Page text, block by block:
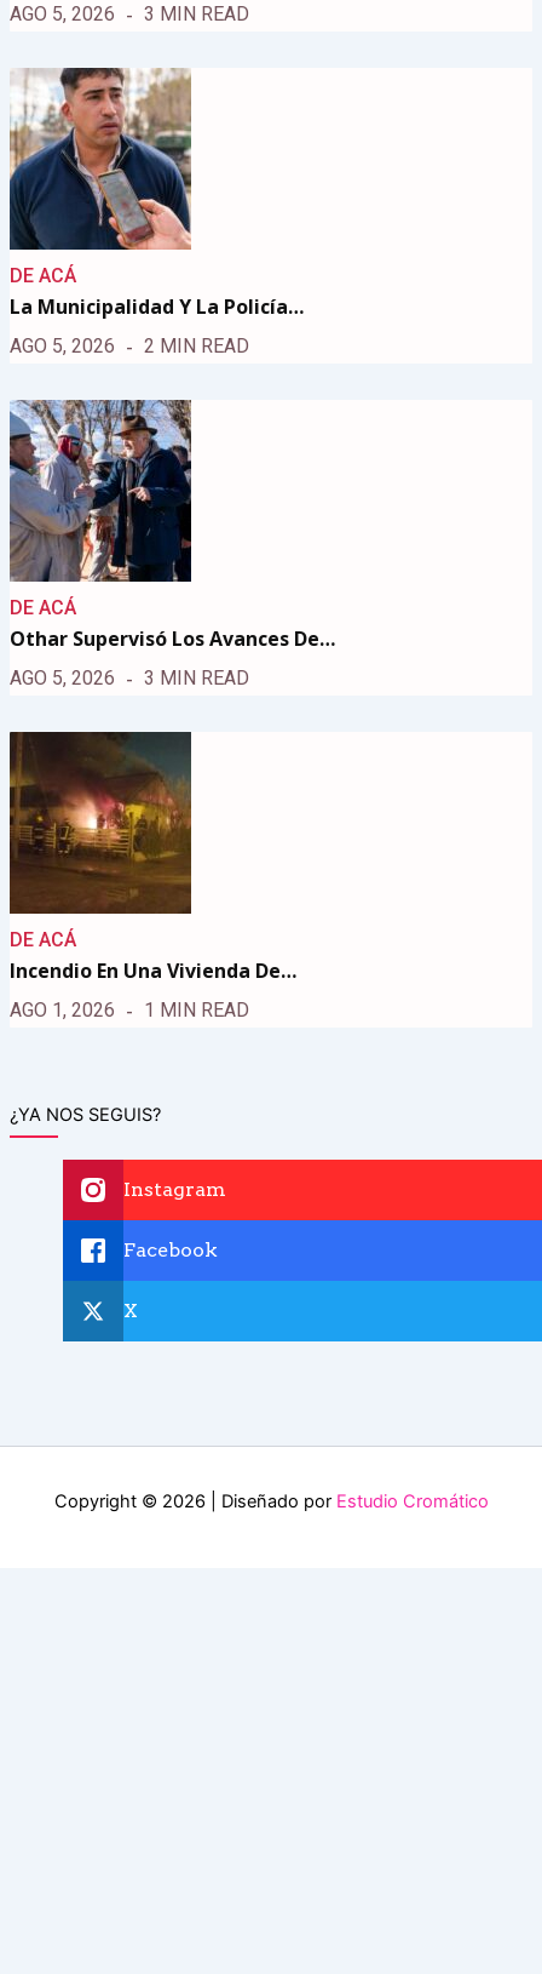
AGO 5, 2026 3 MIN READ
DE ACÁ
La Municipalidad Y La Policía…
AGO 5, 2026 2 MIN READ
DE ACÁ
Othar Supervisó Los Avances De…
AGO 5, 2026 3 MIN READ
DE ACÁ
Incendio En Una Vivienda De…
AGO 1, 2026 1 MIN READ
¿YA NOS SEGUIS?
Instagram
Facebook
X
Copyright © 2026 | Diseñado por Estudio Cromático